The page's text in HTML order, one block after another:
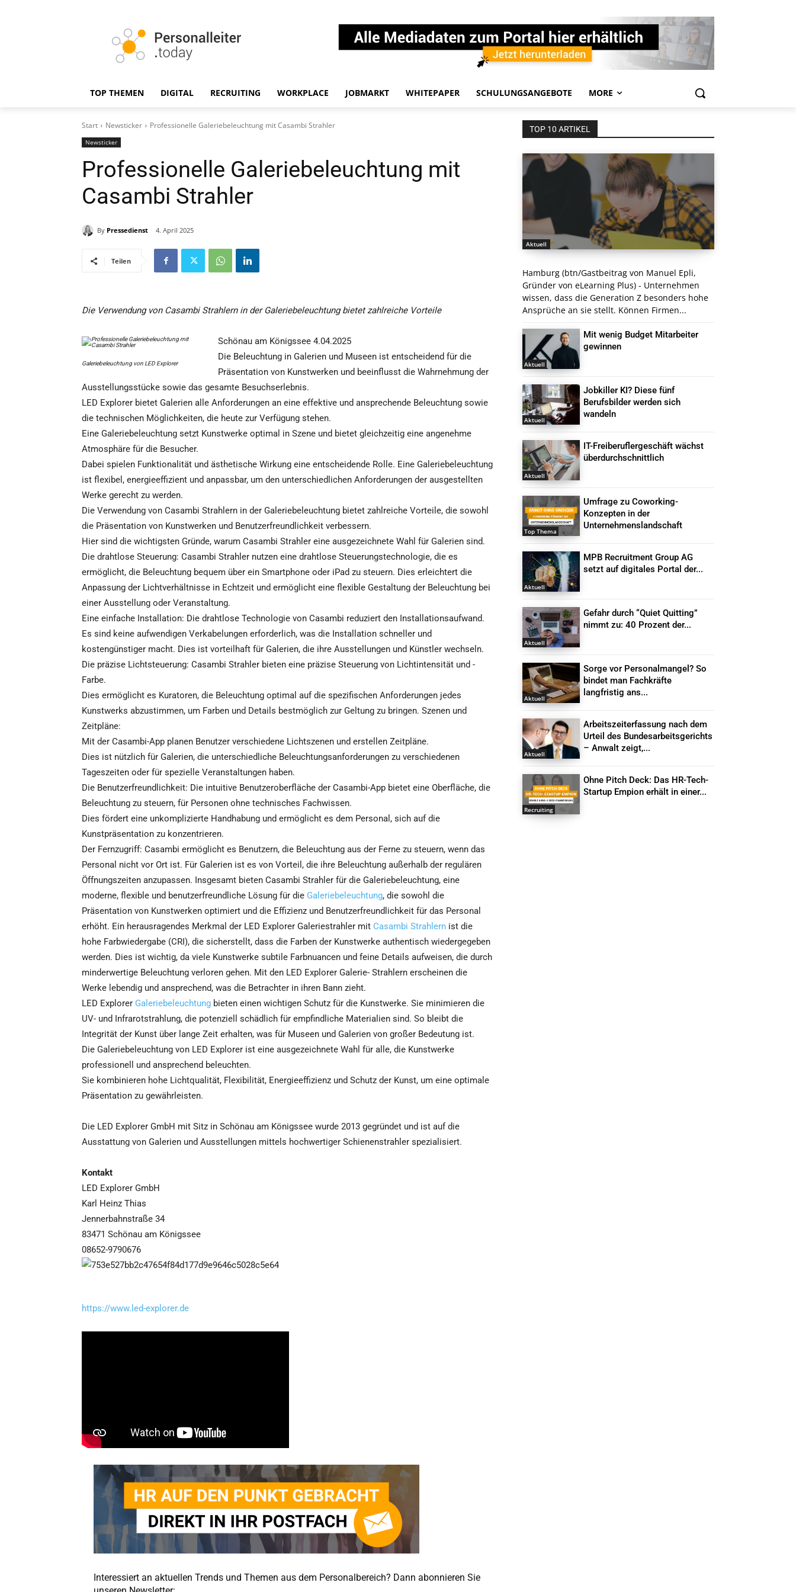
TOP THEMEN DIGITAL RECRUITING WORKPLACE JOBMARKT WHITEPAPER SCHULUNGSANGEBOTE MORE
Start Newsticker Professionelle Galeriebeleuchtung mit Casambi Strahler
Newsticker
Professionelle Galeriebeleuchtung mit
Casambi Strahler
By Pressedienst 4. April 2025
Teilen
Die Verwendung von Casambi Strahlern in der Galeriebeleuchtung bietet zahlreiche Vorteile
Galeriebeleuchtung von LED Explorer
Schönau am Königssee 4.04.2025
Die Beleuchtung in Galerien und Museen ist entscheidend für die
Präsentation von Kunstwerken und beeinflusst die Wahrnehmung der
Ausstellungsstücke sowie das gesamte Besuchserlebnis.
LED Explorer bietet Galerien alle Anforderungen an eine effektive und ansprechende Beleuchtung sowie
die technischen Möglichkeiten, die heute zur Verfügung stehen.
Eine Galeriebeleuchtung setzt Kunstwerke optimal in Szene und bietet gleichzeitig eine angenehme
Atmosphäre für die Besucher.
Dabei spielen Funktionalität und ästhetische Wirkung eine entscheidende Rolle. Eine Galeriebeleuchtung
ist flexibel, energieeffizient und anpassbar, um den unterschiedlichen Anforderungen der ausgestellten
Werke gerecht zu werden.
Die Verwendung von Casambi Strahlern in der Galeriebeleuchtung bietet zahlreiche Vorteile, die sowohl
die Präsentation von Kunstwerken und Benutzerfreundlichkeit verbessern.
Hier sind die wichtigsten Gründe, warum Casambi Strahler eine ausgezeichnete Wahl für Galerien sind.
Die drahtlose Steuerung: Casambi Strahler nutzen eine drahtlose Steuerungstechnologie, die es
ermöglicht, die Beleuchtung bequem über ein Smartphone oder iPad zu steuern. Dies erleichtert die
Anpassung der Lichtverhältnisse in Echtzeit und ermöglicht eine flexible Gestaltung der Beleuchtung bei
einer Ausstellung oder Veranstaltung.
Eine einfache Installation: Die drahtlose Technologie von Casambi reduziert den Installationsaufwand.
Es sind keine aufwendigen Verkabelungen erforderlich, was die Installation schneller und
kostengünstiger macht. Dies ist vorteilhaft für Galerien, die ihre Ausstellungen und Künstler wechseln.
Die präzise Lichtsteuerung: Casambi Strahler bieten eine präzise Steuerung von Lichtintensität und -
Farbe.
Dies ermöglicht es Kuratoren, die Beleuchtung optimal auf die spezifischen Anforderungen jedes
Kunstwerks abzustimmen, um Farben und Details bestmöglich zur Geltung zu bringen. Szenen und
Zeitpläne:
Mit der Casambi-App planen Benutzer verschiedene Lichtszenen und erstellen Zeitpläne.
Dies ist nützlich für Galerien, die unterschiedliche Beleuchtungsanforderungen zu verschiedenen
Tageszeiten oder für spezielle Veranstaltungen haben.
Die Benutzerfreundlichkeit: Die intuitive Benutzeroberfläche der Casambi-App bietet eine Oberfläche, die
Beleuchtung zu steuern, für Personen ohne technisches Fachwissen.
Dies fördert eine unkomplizierte Handhabung und ermöglicht es dem Personal, sich auf die
Kunstpräsentation zu konzentrieren.
Der Fernzugriff: Casambi ermöglicht es Benutzern, die Beleuchtung aus der Ferne zu steuern, wenn das
Personal nicht vor Ort ist. Für Galerien ist es von Vorteil, die ihre Beleuchtung außerhalb der regulären
Öffnungszeiten anzupassen. Insgesamt bieten Casambi Strahler für die Galeriebeleuchtung, eine
moderne, flexible und benutzerfreundliche Lösung für die Galeriebeleuchtung, die sowohl die
Präsentation von Kunstwerken optimiert und die Effizienz und Benutzerfreundlichkeit für das Personal
erhöht. Ein herausragendes Merkmal der LED Explorer Galeriestrahler mit Casambi Strahlern ist die
hohe Farbwiedergabe (CRI), die sicherstellt, dass die Farben der Kunstwerke authentisch wiedergegeben
werden. Dies ist wichtig, da viele Kunstwerke subtile Farbnuancen und feine Details aufweisen, die durch
minderwertige Beleuchtung verloren gehen. Mit den LED Explorer Galerie- Strahlern erscheinen die
Werke lebendig und ansprechend, was die Betrachter in ihren Bann zieht.
LED Explorer Galeriebeleuchtung bieten einen wichtigen Schutz für die Kunstwerke. Sie minimieren die
UV- und Infrarotstrahlung, die potenziell schädlich für empfindliche Materialien sind. So bleibt die
Integrität der Kunst über lange Zeit erhalten, was für Museen und Galerien von großer Bedeutung ist.
Die Galeriebeleuchtung von LED Explorer ist eine ausgezeichnete Wahl für alle, die Kunstwerke
professionell und ansprechend beleuchten.
Sie kombinieren hohe Lichtqualität, Flexibilität, Energieeffizienz und Schutz der Kunst, um eine optimale
Präsentation zu gewährleisten.
Die LED Explorer GmbH mit Sitz in Schönau am Königssee wurde 2013 gegründet und ist auf die
Ausstattung von Galerien und Ausstellungen mittels hochwertiger Schienenstrahler spezialisiert.
Kontakt
LED Explorer GmbH
Karl Heinz Thias
Jennerbahnstraße 34
83471 Schönau am Königssee
08652-9790676
https://www.led-explorer.de
Interessiert an aktuellen Trends und Themen aus dem Personalbereich? Dann abonnieren Sie
TOP 10 ARTIKEL
Aktuell
Hamburg (btn/Gastbeitrag von Manuel Epli,
Gründer von eLearning Plus) - Unternehmen
wissen, dass die Generation Z besonders hohe
Ansprüche an sie stellt. Können Firmen...
Aktuell
Mit wenig Budget Mitarbeiter
gewinnen
Aktuell
Jobkiller KI? Diese fünf
Berufsbilder werden sich
wandeln
Aktuell
IT-Freiberuflergeschäft wächst
überdurchschnittlich
Top Thema
Umfrage zu Coworking-
Konzepten in der
Unternehmenslandschaft
Aktuell
MPB Recruitment Group AG
setzt auf digitales Portal der...
Aktuell
Gefahr durch “Quiet Quitting”
nimmt zu: 40 Prozent der...
Aktuell
Sorge vor Personalmangel? So
bindet man Fachkräfte
langfristig ans...
Aktuell
Arbeitszeiterfassung nach dem
Urteil des Bundesarbeitsgerichts
– Anwalt zeigt,...
Recruiting
Ohne Pitch Deck: Das HR-Tech-
Startup Empion erhält in einer...